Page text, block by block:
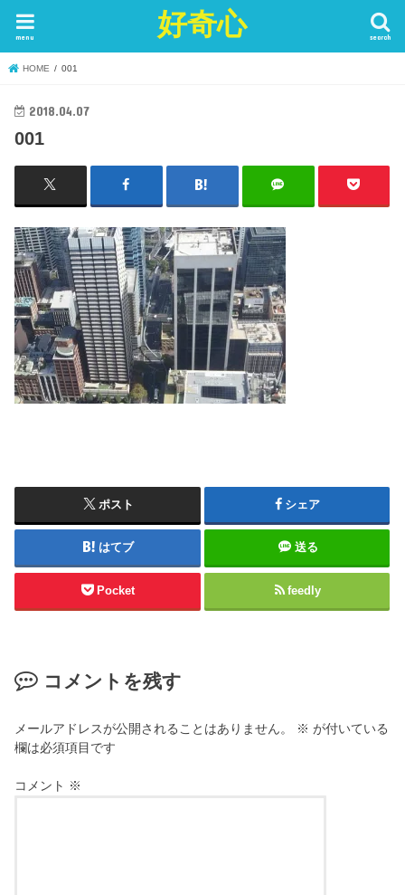
好奇心 search
menu
HOME 001
2018.04.07
001
ポスト シェア
はてブ 送る
Pocket feedly
コメントを残す
メールアドレスが公開されることはありません。 ※ が付いている
欄は必須項目です
コメント ※